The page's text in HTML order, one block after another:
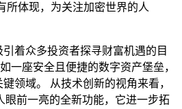
所体现，为关注加密世界的人
着众多投资者探寻财富机遇的目
一座安全且便捷的数字资产堡垒，
领域。 从技术创新的视角来看，
前一亮的全新功能，它进一步拓